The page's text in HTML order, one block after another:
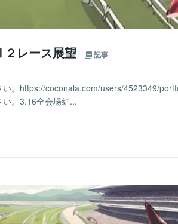
２レース展望 記事
。https://coconala.com/users/4523349/
。3.16全会場結...